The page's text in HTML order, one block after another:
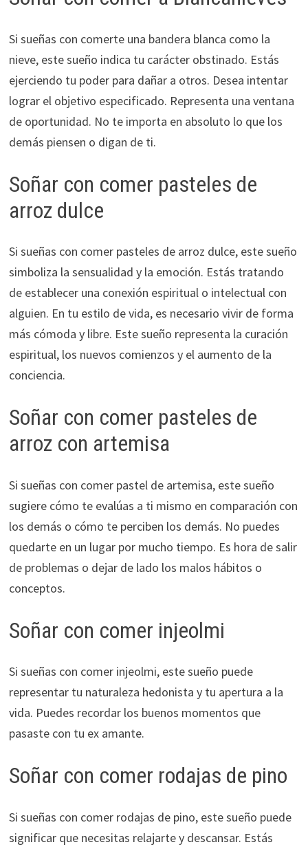
Si sueñas con comerte una bandera blanca como la
nieve, este sueño indica tu carácter obstinado. Estás
ejerciendo tu poder para dañar a otros. Desea intentar
lograr el objetivo especificado. Representa una ventana
de oportunidad. No te importa en absoluto lo que los
demás piensen o digan de ti.
Soñar con comer pasteles de
arroz dulce
Si sueñas con comer pasteles de arroz dulce, este sueño
simboliza la sensualidad y la emoción. Estás tratando
de establecer una conexión espiritual o intelectual con
alguien. En tu estilo de vida, es necesario vivir de forma
más cómoda y libre. Este sueño representa la curación
espiritual, los nuevos comienzos y el aumento de la
conciencia.
Soñar con comer pasteles de
arroz con artemisa
Si sueñas con comer pastel de artemisa, este sueño
sugiere cómo te evalúas a ti mismo en comparación con
los demás o cómo te perciben los demás. No puedes
quedarte en un lugar por mucho tiempo. Es hora de salir
de problemas o dejar de lado los malos hábitos o
conceptos.
Soñar con comer injeolmi
Si sueñas con comer injeolmi, este sueño puede
representar tu naturaleza hedonista y tu apertura a la
vida. Puedes recordar los buenos momentos que
pasaste con tu ex amante.
Soñar con comer rodajas de pino
Si sueñas con comer rodajas de pino, este sueño puede
significar que necesitas relajarte y descansar. Estás